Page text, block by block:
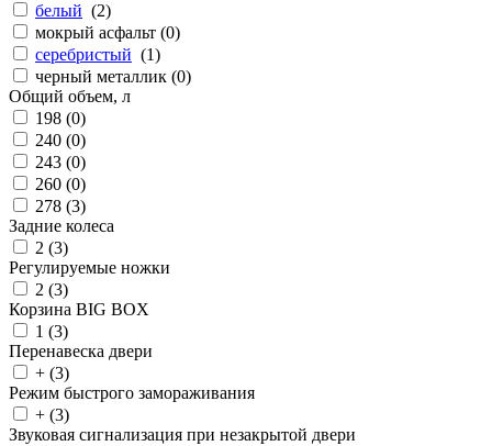
белый (2)
мокрый асфальт (0)
серебристый (1)
черный металлик (0)
Общий объем, л
198 (0)
240 (0)
243 (0)
260 (0)
278 (3)
Задние колеса
2 (3)
Регулируемые ножки
2 (3)
Корзина BIG BOX
1 (3)
Перенавеска двери
+ (3)
Режим быстрого замораживания
+ (3)
Звуковая сигнализация при незакрытой двери